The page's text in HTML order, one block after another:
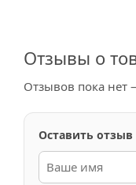
Отзывы о
Отзывов пока нет
Оставить отзыв